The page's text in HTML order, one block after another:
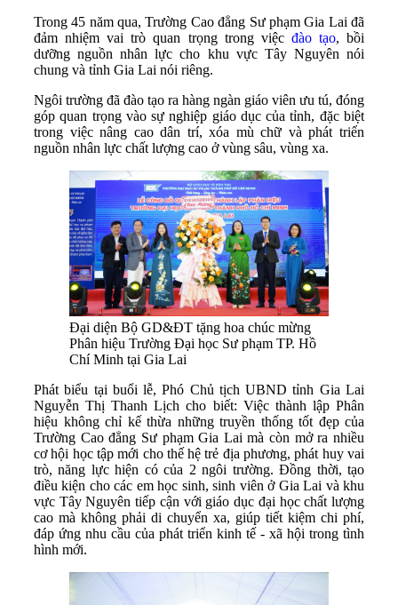
Trong 45 năm qua, Trường Cao đẳng Sư phạm Gia Lai đã
đảm nhiệm vai trò quan trọng trong việc đào tạo, bồi
dưỡng nguồn nhân lực cho khu vực Tây Nguyên nói
chung và tỉnh Gia Lai nói riêng.
Ngôi trường đã đào tạo ra hàng ngàn giáo viên ưu tú, đóng
góp quan trọng vào sự nghiệp giáo dục của tỉnh, đặc biệt
trong việc nâng cao dân trí, xóa mù chữ và phát triển
nguồn nhân lực chất lượng cao ở vùng sâu, vùng xa.
Đại diện Bộ GD&ĐT tặng hoa chúc mừng
Phân hiệu Trường Đại học Sư phạm TP. Hồ
Chí Minh tại Gia Lai
Phát biểu tại buổi lễ, Phó Chủ tịch UBND tỉnh Gia Lai
Nguyễn Thị Thanh Lịch cho biết: Việc thành lập Phân
hiệu không chỉ kế thừa những truyền thống tốt đẹp của
Trường Cao đẳng Sư phạm Gia Lai mà còn mở ra nhiều
cơ hội học tập mới cho thế hệ trẻ địa phương, phát huy vai
trò, năng lực hiện có của 2 ngôi trường. Đồng thời, tạo
điều kiện cho các em học sinh, sinh viên ở Gia Lai và khu
vực Tây Nguyên tiếp cận với giáo dục đại học chất lượng
cao mà không phải di chuyển xa, giúp tiết kiệm chi phí,
đáp ứng nhu cầu của phát triển kinh tế - xã hội trong tình
hình mới.